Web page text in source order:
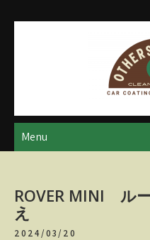
アザース
【神奈川・厚木・愛川】カ
Menu
ROVER MINI ル
え
2024/03/20